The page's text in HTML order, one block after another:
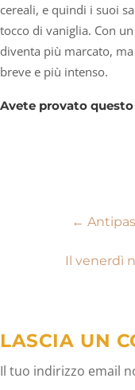
cereali, e quindi i suoi
tocco di vaniglia. Con
diventa più marcato,
breve e più intenso.
Avete provato
articoli
←
Il venerdì
LASCIA UN
Il tuo indirizzo email